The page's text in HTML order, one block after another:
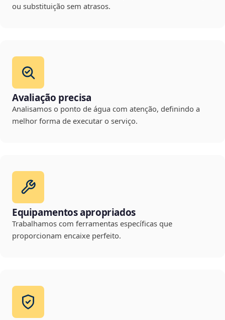
ou substituição sem atrasos.
Avaliação precisa
Analisamos o ponto de água com atenção, definindo a
melhor forma de executar o serviço.
Equipamentos apropriados
Trabalhamos com ferramentas específicas que
proporcionam encaixe perfeito.